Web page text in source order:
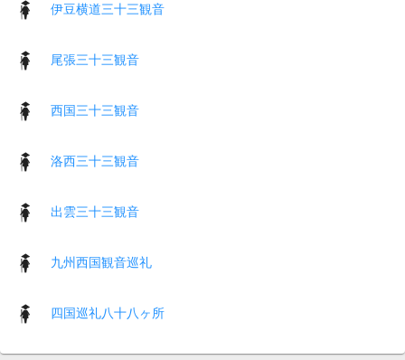
伊豆横道三十三観音
尾張三十三観音
西国三十三観音
洛西三十三観音
出雲三十三観音
九州西国観音巡礼
四国巡礼八十八ヶ所